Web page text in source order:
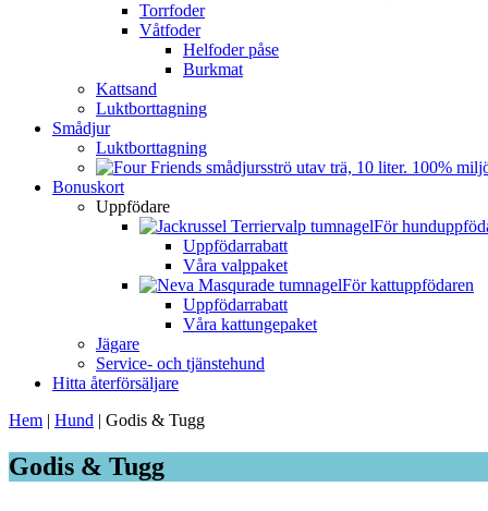
Torrfoder
Våtfoder
Helfoder påse
Burkmat
Kattsand
Luktborttagning
Smådjur
Luktborttagning
Bonuskort
Uppfödare
För
Uppfödarrabatt
Våra valppaket
För kattuppfödaren
Uppfödarrabatt
Våra kattungepaket
Jägare
Service- och tjänstehund
Hitta återförsäljare
Hem | Hund | Godis & Tugg
Godis & Tugg